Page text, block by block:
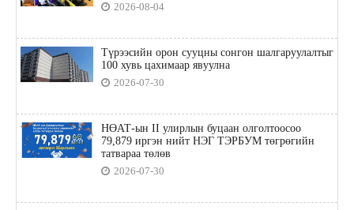
2026-08-04
Түрээсийн орон сууцны сонгон шалгаруулалтыг
100 хувь цахимаар явуулна
2026-07-30
НӨАТ-ын II улирлын буцаан олголтоосоо
79,879 иргэн нийт НЭГ ТЭРБУМ төгрөгийн
татвараа төлөв
2026-07-30